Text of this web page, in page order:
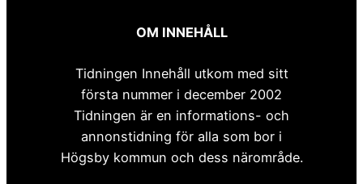
OM INNEHÅLL
Tidningen Innehåll utkom med sitt
första nummer i december 2002
Tidningen är en informations- och
annonstidning för alla som bor i
Högsby kommun och dess närområde.